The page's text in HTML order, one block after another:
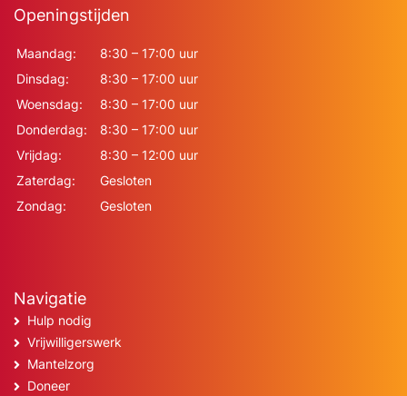
Openingstijden
Maandag:
8:30 – 17:00 uur
Dinsdag:
8:30 – 17:00 uur
Woensdag:
8:30 – 17:00 uur
Donderdag:
8:30 – 17:00 uur
Vrijdag:
8:30 – 12:00 uur
Zaterdag:
Gesloten
Zondag:
Gesloten
Navigatie
Hulp nodig
Vrijwilligerswerk
Mantelzorg
Doneer